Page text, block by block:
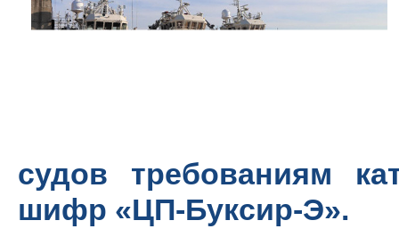
судов требованиям
шифр «ЦП-Буксир-Э».